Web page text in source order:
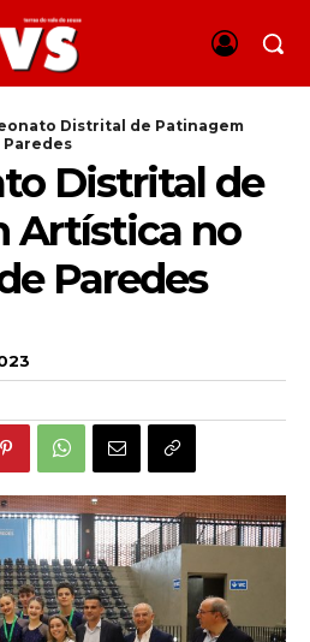
Distrital de Patinagem
Distrital de
Artística no
Paredes